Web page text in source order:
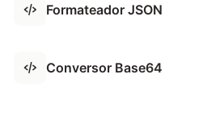
Formateador JSON
Conversor Base64